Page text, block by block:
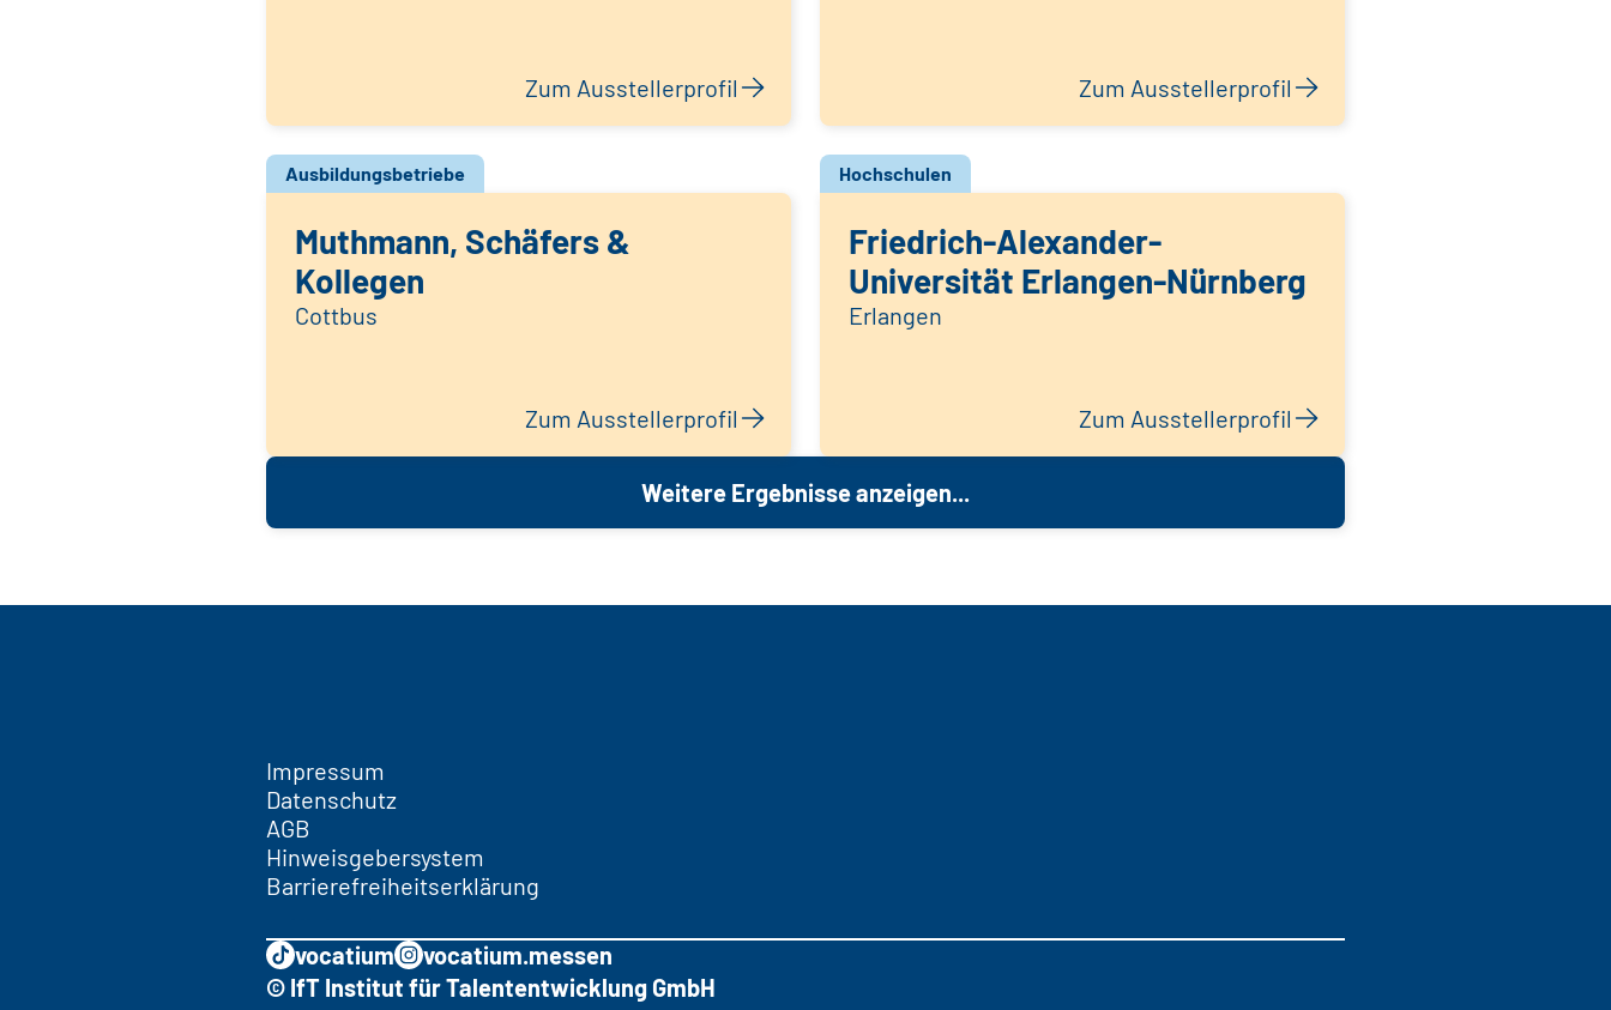
Zum Ausstellerprofil Zum Ausstellerprofil
Ausbildungsbetriebe
Muthmann, Schäfers &
Kollegen
Cottbus
Zum Ausstellerprofil
Hochschulen
Friedrich-Alexander-
Universität Erlangen-Nürnberg
Erlangen
Zum Ausstellerprofil
Weitere Ergebnisse anzeigen...
Impressum
Datenschutz
AGB
Hinweisgebersystem
Barrierefreiheitserklärung
vocatium
vocatium.messen
© IfT Institut für Talententwicklung GmbH